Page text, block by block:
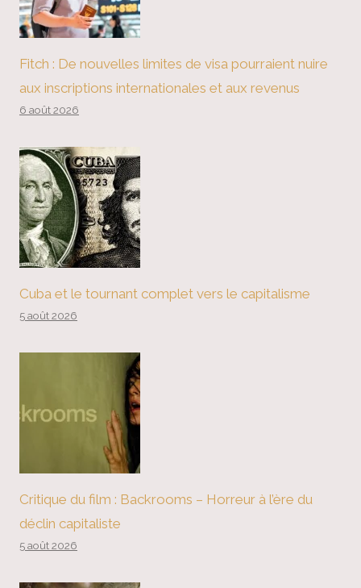
Fitch : De nouvelles limites de visa pourraient nuire
aux inscriptions internationales et aux revenus
6 août 2026
Cuba et le tournant complet vers le capitalisme
5 août 2026
Critique du film : Backrooms – Horreur à l’ère du
déclin capitaliste
5 août 2026